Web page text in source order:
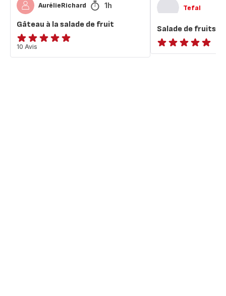
AurélieRichard 1h
Gâteau à la salade de fruit
ratings.4.8
10 Avis
Tefal
Salade de fruits
ratings.NaN